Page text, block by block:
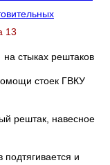
13
стыках рештаков
стоек ГВКУ
рештак, навесное
и